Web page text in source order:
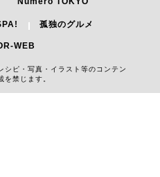
孤独のグルメ
WEB
シピ・写真・イラスト等のコンテン
を禁じます。